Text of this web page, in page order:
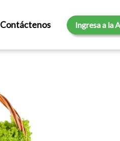
Contáctenos Ingresa a la